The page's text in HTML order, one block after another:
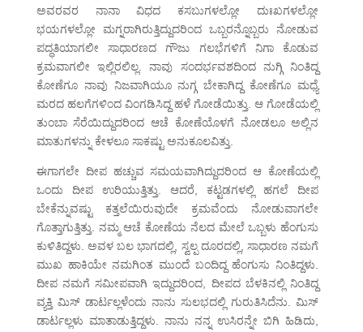
ಅವರವರ ನಾನಾ ವಿಧದ ಕಸಬುಗಳಲ್ಲೋ ದುಃಖಗಳಲ್ಲೋ
ಭಯಗಳಲ್ಲೋ ಮಗ್ನರಾಗಿರುತ್ತಿದ್ದುದರಿಂದ ಒಬ್ಬರನ್ನೊಬ್ಬರು ನೋಡುವ
ಪದ್ಧತಿಯಾಗಲೀ ಸಾಧಾರಣದ ಗೌಜು ಗಲಭೆಗಳಿಗೆ ನಿಗಾ ಕೊಡುವ
ಕ್ರಮವಾಗಲೀ ಇಲ್ಲಿರಲಿಲ್ಲ. ನಾವು ಸಂದರ್ಭವಶದಿಂದ ನುಗ್ಗಿ ನಿಂತಿದ್ದ
ಕೋಣೆಗೂ ನಾವು ನಿಜವಾಗಿಯೂ ನುಗ್ಗ ಬೇಕಾಗಿದ್ದ ಕೋಣೆಗೂ ಮಧ್ಯೆ
ಮರದ ಹಲಗೆಗಳಿಂದ ವಿಂಗಡಿಸಿದ್ದ ಹಳೆ ಗೋಡೆಯಿತ್ತು. ಆ ಗೋಡೆಯಲ್ಲಿ
ತುಂಬಾ ಸೆರೆಯಿದ್ದುದರಿಂದ ಆಚೆ ಕೋಣೆಯೊಳಗೆ ನೋಡಲೂ ಅಲ್ಲಿನ
ಮಾತುಗಳನ್ನು ಕೇಳಲೂ ಸಾಕಷ್ಟು ಅನುಕೂಲವಿತ್ತು.
ಈಗಾಗಲೇ ದೀಪ ಹಚ್ಚುವ ಸಮಯವಾಗಿದ್ದುದರಿಂದ ಆ ಕೋಣೆಯಲ್ಲಿ
ಒಂದು ದೀಪ ಉರಿಯುತ್ತಿತ್ತು. ಆದರೆ, ಕಟ್ಟಡಗಳಲ್ಲಿ ಹಗಲೆ ದೀಪ
ಬೇಕೆನ್ನುವಷ್ಟು ಕತ್ತಲೆಯಿರುವುದೇ ಕ್ರಮವೆಂದು ನೋಡುವಾಗಲೇ
ಗೊತ್ತಾಗುತ್ತಿತ್ತು. ನಮ್ಮ ಆಚೆ ಕೋಣೆಯ ನೆಲದ ಮೇಲೆ ಒಬ್ಬಳು ಹೆಂಗುಸು
ಕುಳಿತಿದ್ದಳು. ಅವಳ ಬಲ ಭಾಗದಲ್ಲಿ, ಸ್ವಲ್ಪ ದೂರದಲ್ಲಿ, ಸಾಧಾರಣ ನಮಗೆ
ಮುಖ ಹಾಕಿಯೇ ನಮಗಿಂತ ಮುಂದೆ ಬಂದಿದ್ದ ಹೆಂಗುಸು ನಿಂತಿದ್ದಳು.
ದೀಪ ನಮಗೆ ಸಮೀಪವಾಗಿ ಇದ್ದುದರಿಂದ, ದೀಪದ ಬೆಳಕಿನಲ್ಲಿ ನಿಂತಿದ್ದ
ವ್ಯಕ್ತಿ ಮಿಸ್ ಡಾರ್ಟಲ್ಲಳೆಂದು ನಾನು ಸುಲಭದಲ್ಲಿ ಗುರುತಿಸಿದೆನು. ಮಿಸ್
ಡಾರ್ಟಲ್ಲಳು ಮಾತಾಡುತ್ತಿದ್ದಳು. ನಾನು ನನ್ನ ಉಸಿರನ್ನೇ ಬಿಗಿ ಹಿಡಿದು,